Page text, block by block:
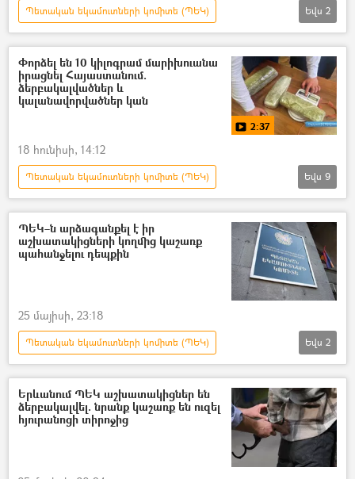
Պետական եկամուտների կոմիտե (ՊԵԿ)
Գագիկ Ծառուկյան
բիզնես
Եվս 2
Փորձել են 10 կիլոգրամ մարիխուանա
իրացնել Հայաստանում.
ձերբակալվածներ և
կալանավորվածներ կան
2:37
18 հունիսի, 14:12
Պետական եկամուտների կոմիտե (ՊԵԿ)
Հայաստան
Իրանի Իսլամական Հանրապետություն
մարիխուանա
Ձերբակալություն
Տեսանյութեր
Եվս 9
ՊԵԿ–ն արձագանքել է իր
աշխատակիցների կողմից կաշառք
պահանջելու դեպքին
25 մայիսի, 23:18
Պետական եկամուտների կոմիտե (ՊԵԿ)
Կաշառք
տեսուչ կոռուպցիա
Եվս 2
Երևանում ՊԵԿ աշխատակիցներ են
ձերբակալվել. նրանք կաշառք են ուզել
հյուրանոցի տիրոջից